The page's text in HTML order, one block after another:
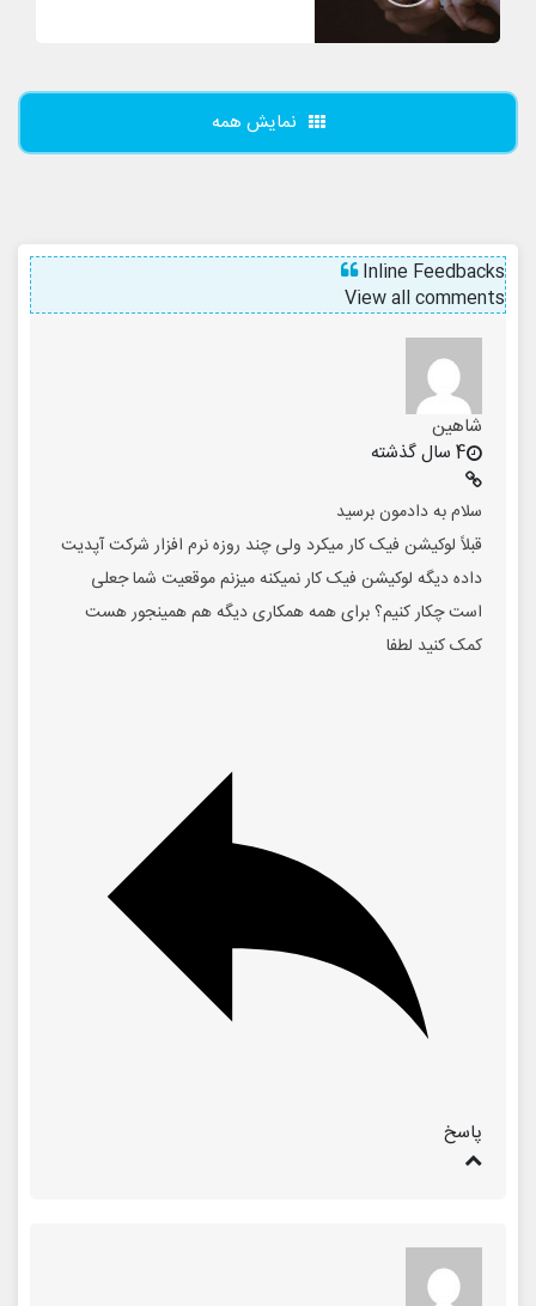
نمایش همه
Inline Feedbacks
View all comments
شاهین
4 سال گذشته
سلام به دادمون برسید
قبلاً لوکیشن فیک کار میکرد ولی چند روزه نرم افزار شرکت آپدیت
داده دیگه لوکیشن فیک کار نمیکنه میزنم موقعیت شما جعلی
است چکار کنیم؟ برای همه همکاری دیگه هم همینجور هست
کمک کنید لطفا
پاسخ